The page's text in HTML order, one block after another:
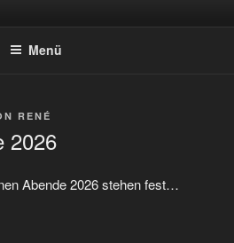
Menü
RENÉ
2026
Abende 2026 stehen fest…